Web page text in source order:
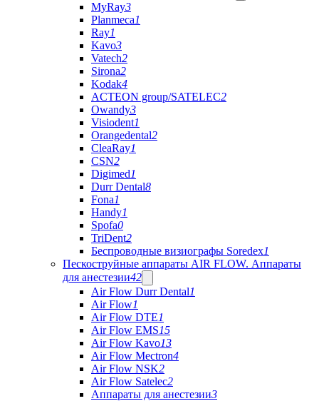
MyRay3
Planmeca1
Ray1
Kavo3
Vatech2
Sirona2
Kodak4
ACTEON group/SATELEC2
Owandy3
Visiodent1
Orangedental2
CleaRay1
CSN2
Digimed1
Durr Dental8
Fona1
Handy1
Spofa0
TriDent2
Беспроводные визиографы Soredex1
Пескоструйные аппараты AIR FLOW. Аппараты
для анестезии42
Air Flow Durr Dental1
Air Flow1
Air Flow DTE1
Air Flow EMS15
Air Flow Kavo13
Air Flow Mectron4
Air Flow NSK2
Air Flow Satelec2
Аппараты для анестезии3